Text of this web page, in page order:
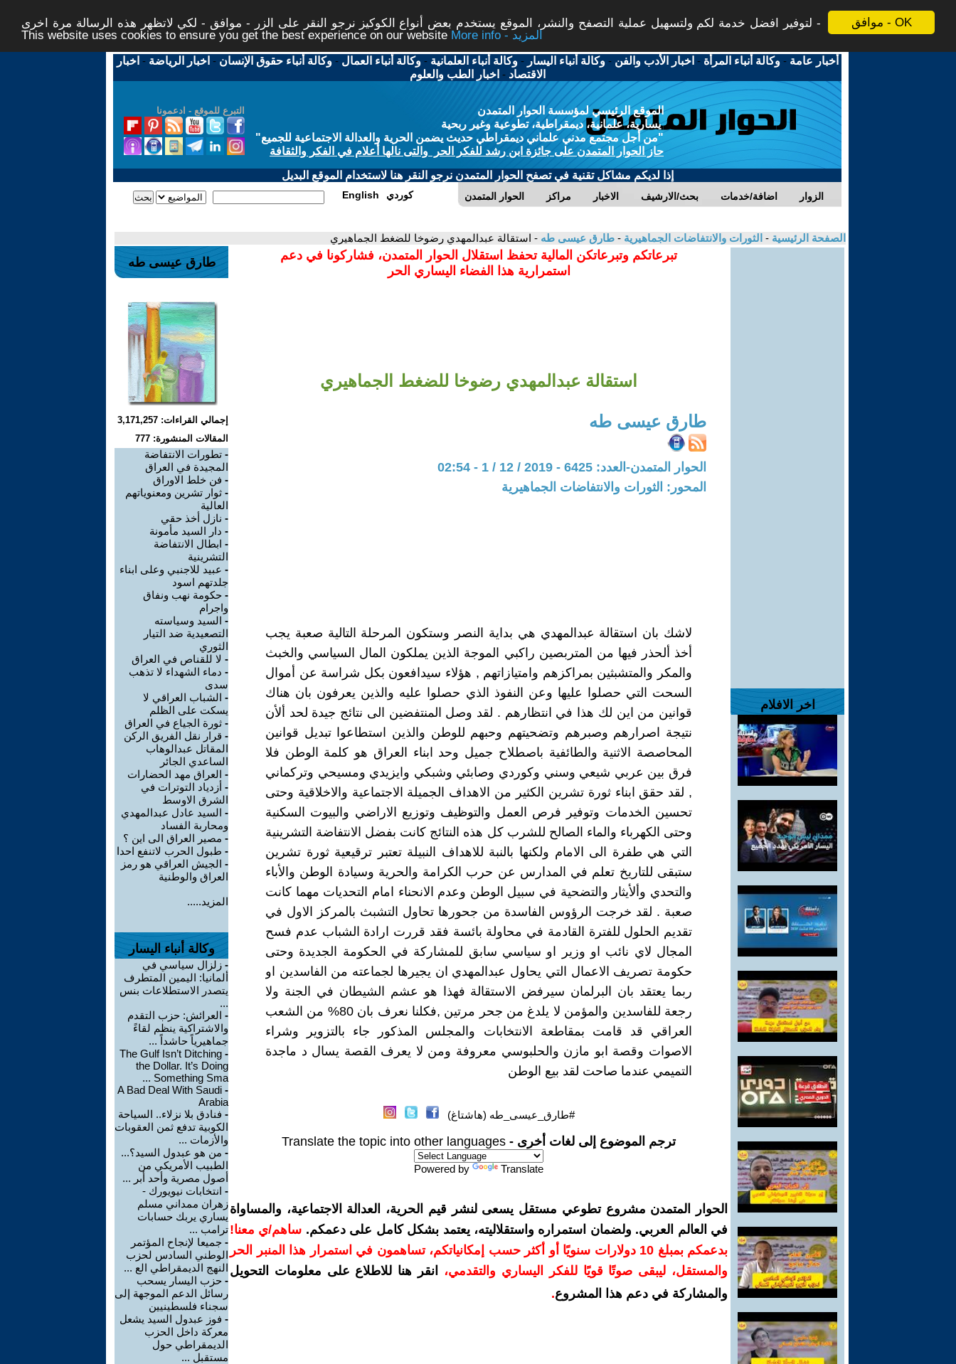
موافق - OK
لتوفير افضل خدمة لكم ولتسهيل عملية التصفح والنشر، الموقع يستخدم بعض أنواع الكوكيز نرجو النقر على الزر - موافق - لكي لاتظهر هذه الرسالة مرة اخرى -
This website uses cookies to ensure you get the best experience on our website
More info - المزيد
أخبار عامة -وكالة أنباء المرأة - اخبار الأدب والفن -وكالة أنباء اليسار -وكالة أنباء العلمانية -وكالة أنباء العمال -وكالة أنباء حقوق الإنسان - اخبار الرياضة - اخبار
الاقتصاد - اخبار الطب والعلوم
التبرع للموقع - ادعمونا
الموقع الرئيسي لمؤسسة الحوار المتمدن
يسارية، علمانية، ديمقراطية، تطوعية وغير ربحية
"من أجل مجتمع مدني علماني ديمقراطي حديث يضمن الحرية والعدالة الاجتماعية للجميع"
حاز الحوار المتمدن على جائزة ابن رشد للفكر الحر والتى نالها أعلام في الفكر والثقافة
إذا لديكم مشاكل تقنية في تصفح الحوار المتمدن نرجو النقر هنا لاستخدام الموقع البديل
الحوار المتمدن مراكز الاخبار بحث/الارشيف اضافة/خدمات الزوار English كوردي
الصفحة الرئيسية - الثورات والانتفاضات الجماهيرية - طارق عيسى طه - استقالة عبدالمهدي رضوخا للضغط الجماهيري
اخر الافلام
تبرعاتكم وتبرعاتكن المالية تحفظ استقلال الحوار المتمدن، فشاركونا في دعم
استمرارية هذا الفضاء اليساري الحر
استقالة عبدالمهدي رضوخا للضغط الجماهيري
طارق عيسى طه
الحوار المتمدن-العدد: 6425 - 2019 / 12 / 1 - 02:54
المحور: الثورات والانتفاضات الجماهيرية
لاشك بان استقالة عبدالمهدي هي بداية النصر وستكون المرحلة التالية صعبة يجب
أخذ ألحذر فيها من المتربصين راكبي الموجة الذين يملكون المال السياسي والخبث
والمكر والمتشبثين بمراكزهم وامتيازاتهم , هؤلاء سيدافعون بكل شراسة عن أموال
السحت التي حصلوا عليها وعن النفوذ الذي حصلوا عليه والذين يعرفون بان هناك
قوانين من اين لك هذا في انتظارهم . لقد وصل المنتفضين الى نتائج جيدة لحد ألأن
نتيجة اصرارهم وصبرهم وتضحيتهم وحبهم للوطن والذين استطاعوا تبديل قوانين
المحاصصة الاثنية والطائفية باصطلاح جميل وحد ابناء العراق هو كلمة الوطن فلا
فرق بين عربي شيعي وسني وكوردي وصابئي وشبكي وايزيدي ومسيحي وتركماني
, لقد حقق ابناء ثورة تشرين الكثير من الاهداف الجميلة الاجتماعية والاخلاقية وحتى
تحسين الخدمات وتوفير فرص العمل والتوظيف وتوزيع الاراضي والبيوت السكنية
وحتى الكهرباء والماء الصالح للشرب كل هذه النتائج كانت بفضل الانتفاضة التشرينية
التي هي طفرة الى الامام ولكنها بالنبة للاهداف النبيلة تعتبر ترقيعية ثورة تشرين
ستبقى للتاريخ تعلم في المدارس عن حرب الكرامة والحرية وسيادة الوطن والأباء
والتحدي وألأيثار والتضحية في سبيل الوطن وعدم الانحناء امام التحديات مهما كانت
صعبة . لقد خرجت الرؤوس الفاسدة من جحورها تحاول التشبث بالمركز الاول في
تقديم الحلول للفترة القادمة في محاولة بائسة فقد قررت ارادة الشباب عدم فسح
المجال لاي نائب او وزير او سياسي سابق للمشاركة في الحكومة الجديدة وحتى
حكومة تصريف الاعمال التي يحاول عبدالمهدي ان يجيرها لجماعته من الفاسدين او
ربما يعتقد بان البرلمان سيرفض الاستقالة فهذا هو عشم الشيطان في الجنة ولا
رجعة للفاسدين والمؤمن لا يلدغ من جحر مرتين ,فكلنا نعرف بان 80% من الشعب
العراقي قد قامت بمقاطعة الانتخابات والمجلس المذكور جاء بالتزوير وشراء
الاصوات وقصة ابو مازن والحلبوسي معروفة ومن لا يعرف القصة يسال د ماجدة
التميمي عندما صاحت لقد بيع الوطن
#طارق_عيسى_طه (هاشتاغ)
ترجم الموضوع إلى لغات أخرى - Translate the topic into other languages
Powered by Translate
الحوار المتمدن مشروع تطوعي مستقل يسعى لنشر قيم الحرية، العدالة الاجتماعية، والمساواة
في العالم العربي. ولضمان استمراره واستقلاليته، يعتمد بشكل كامل على دعمكم. ساهم/ي معنا!
بدعمكم بمبلغ 10 دولارات سنويًا أو أكثر حسب إمكانياتكم، تساهمون في استمرار هذا المنبر الحر
والمستقل، ليبقى صوتًا قويًا للفكر اليساري والتقدمي،
انقر هنا للاطلاع على معلومات التحويل
والمشاركة في دعم هذا المشروع.
طارق عيسى طه
إجمالي القراءات: 3,171,257
المقالات المنشورة: 777
- تطورات الانتفاضة
المجيدة في العراق
- فن خلط الاوراق
- ثوار تشرين ومعنوياتهم
العالية
- نازل أخذ حقي
- دار السيد مأمونة
- ابطال الانتفاضة
التشرينية
- عبيد للاجنبي وعلى ابناء
جلدتهم اسود
- حكومة نهب ونفاق
واجرام
- السيد وسياسته
التصعيدية ضد التيار
الثوري
- لا للقناص في العراق
- دماء الشهداء لا تذهب
سدى
- الشباب العراقي لا
يسكت على الظلم
- ثورة الجياع في العراق
- قرار نقل الفريق الركن
المقاتل عبدالوهاب
الساعدي الجائر
- العراق مهد الحضارات
- أزدياد التوترات في
الشرق الاوسط
- السيد عادل عبدالمهدي
ومحاربة الفساد
- مصير العراق الى اين ؟
- طبول الحرب لاتنفع احدا
- الجيش العراقي هو رمز
العراق والوطنية
المزيد.....
وكالة أنباء اليسار
- زلزال سياسي في
ألمانيا: اليمين المتطرف
يتصدر الاستطلاعات بنس
...
- العرائش: حزب التقدم
والاشتراكية ينظم لقاءً
جماهيرياً حاشداً ...
-
The Gulf Isn’t Ditching
the Dollar. It’s Doing
Something Sma ...
-
A Bad Deal With Saudi
Arabia
- فنادق بلا نزلاء.. السياحة
الكوبية تدفع ثمن العقوبات
والأزمات ...
- من هو عبدول السيد؟...
الطبيب الأمريكي من
أصول مصرية وأحد أبر ...
- انتخابات نيويورك -
زهران ممداني مسلم
يساري يربك حسابات
ترامب ...
- جميعا لإنجاح المؤتمر
الوطني السادس لحزب
النهج الديمقراطي الع ...
- حزب اليسار يسحب
رسائل الدعم الموجهة إلى
سجناء فلسطينيين
- فوز عبدول السيد يشعل
معركة داخل الحزب
الديمقراطي حول
مستقبل ...